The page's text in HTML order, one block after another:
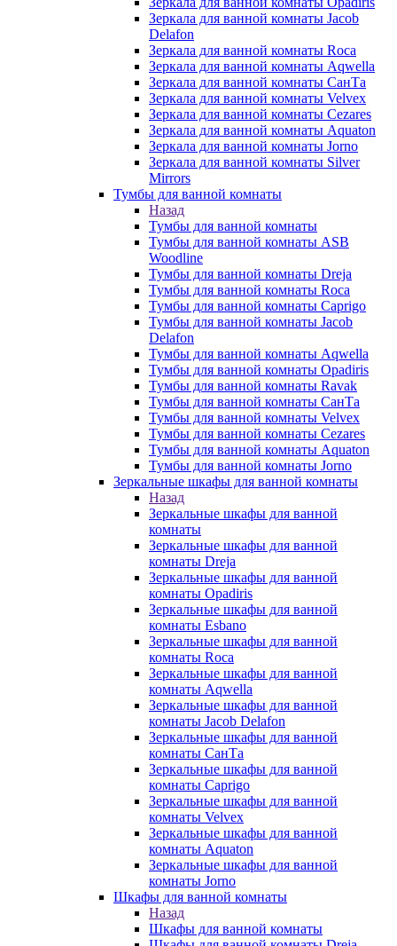
Зеркала для ванной комнаты Jacob
Delafon
Зеркала для ванной комнаты Roca
Зеркала для ванной комнаты Aqwella
Зеркала для ванной комнаты СанТа
Зеркала для ванной комнаты Velvex
Зеркала для ванной комнаты Cezares
Зеркала для ванной комнаты Aquaton
Зеркала для ванной комнаты Jorno
Зеркала для ванной комнаты Silver
Mirrors
Тумбы для ванной комнаты
Назад
Тумбы для ванной комнаты
Тумбы для ванной комнаты ASB
Woodline
Тумбы для ванной комнаты Dreja
Тумбы для ванной комнаты Roca
Тумбы для ванной комнаты Caprigo
Тумбы для ванной комнаты Jacob
Delafon
Тумбы для ванной комнаты Aqwella
Тумбы для ванной комнаты Opadiris
Тумбы для ванной комнаты Ravak
Тумбы для ванной комнаты СанТа
Тумбы для ванной комнаты Velvex
Тумбы для ванной комнаты Cezares
Тумбы для ванной комнаты Aquaton
Тумбы для ванной комнаты Jorno
Зеркальные шкафы для ванной комнаты
Назад
Зеркальные шкафы для ванной
комнаты
Зеркальные шкафы для ванной
комнаты Dreja
Зеркальные шкафы для ванной
комнаты Opadiris
Зеркальные шкафы для ванной
комнаты Esbano
Зеркальные шкафы для ванной
комнаты Roca
Зеркальные шкафы для ванной
комнаты Aqwella
Зеркальные шкафы для ванной
комнаты Jacob Delafon
Зеркальные шкафы для ванной
комнаты СанТа
Зеркальные шкафы для ванной
комнаты Caprigo
Зеркальные шкафы для ванной
комнаты Velvex
Зеркальные шкафы для ванной
комнаты Aquaton
Зеркальные шкафы для ванной
комнаты Jorno
Шкафы для ванной комнаты
Назад
Шкафы для ванной комнаты